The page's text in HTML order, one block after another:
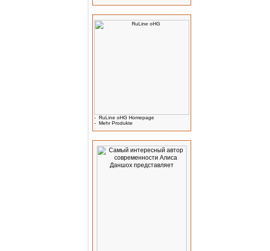
- RuLine oHG Homepage
- Mehr Produkte